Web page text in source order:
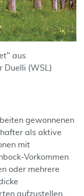
aus
Duelli (WSL)
gewonnenen
als aktive
mit
Vorkommen
oder mehrere
aufzustellen.